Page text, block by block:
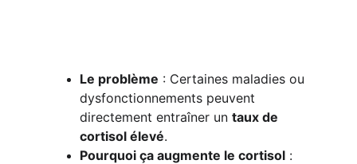
Le problème : Certaines maladies ou
dysfonctionnements peuvent
directement entraîner un taux de
cortisol élevé.
Pourquoi ça augmente le cortisol :